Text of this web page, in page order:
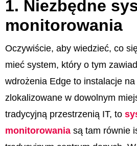
1. Niezbędne
monitorowania
Oczywiście, aby wiedzieć, co
mieć system, który o tym
wdrożenia Edge to instalacje na
zlokalizowane w dowolnym
tradycyjną przestrzenią IT, to
monitorowania są tam równie